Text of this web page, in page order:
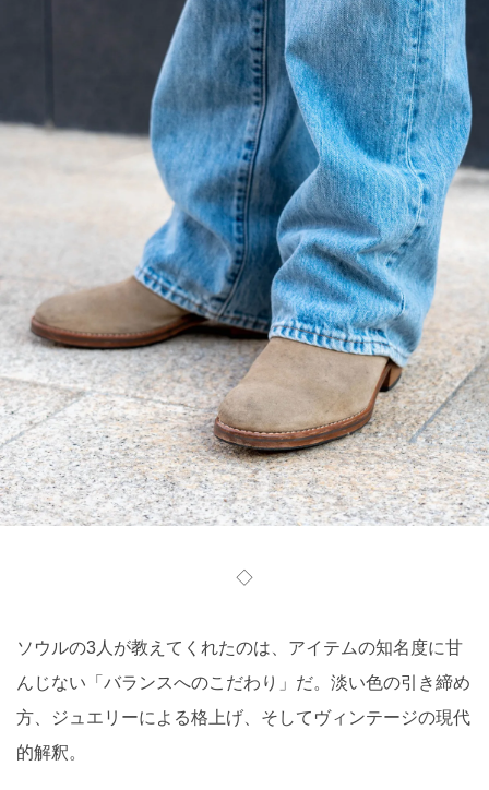
◇
ソウルの3人が教えてくれたのは、アイテムの知名度に甘
んじない「バランスへのこだわり」だ。淡い色の引き締め
方、ジュエリーによる格上げ、そしてヴィンテージの現代
的解釈。